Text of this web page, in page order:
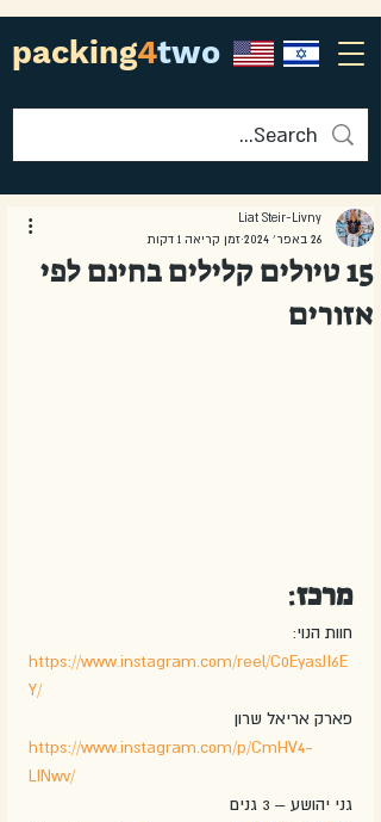
packing4two
15 טיולים קלילים בחינם לפי
אזורים
Liat Steir-Livny
26 באפר׳ 2024
זמן קריאה 1 דקות
מרכז:
חוות הנוי:
https://www.instagram.com/reel/C0EyasJI6E
Y/
פארק אריאל שרון
https://www.instagram.com/p/CmHV4-
LINwv/
גני יהושע – 3 גנים